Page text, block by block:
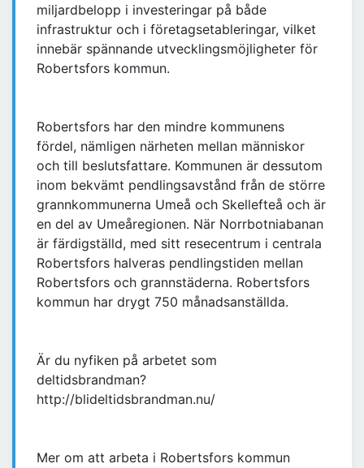
miljardbelopp i investeringar på både
infrastruktur och i företagsetableringar, vilket
innebär spännande utvecklingsmöjligheter för
Robertsfors kommun.
Robertsfors har den mindre kommunens
fördel, nämligen närheten mellan människor
och till beslutsfattare. Kommunen är dessutom
inom bekvämt pendlingsavstånd från de större
grannkommunerna Umeå och Skellefteå och är
en del av Umeåregionen. När Norrbotniabanan
är färdigställd, med sitt resecentrum i centrala
Robertsfors halveras pendlingstiden mellan
Robertsfors och grannstäderna. Robertsfors
kommun har drygt 750 månadsanställda.
Är du nyfiken på arbetet som
deltidsbrandman?
http://blideltidsbrandman.nu/
Mer om att arbeta i Robertsfors kommun